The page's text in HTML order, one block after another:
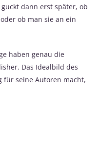
dann erst später, ob
ob man sie an ein
haben genau die
Das Idealbild des
für seine Autoren macht,